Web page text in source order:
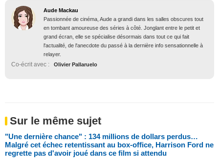
Aude Mackau
Passionnée de cinéma, Aude a grandi dans les salles obscures tout
en tombant amoureuse des séries à côté. Jonglant entre le petit et
grand écran, elle se spécialise désormais dans tout ce qui fait
l'actualité, de l'anecdote du passé à la dernière info sensationnelle à
relayer.
Co-écrit avec : Olivier Pallaruelo
Sur le même sujet
"Une dernière chance" : 134 millions de dollars perdus…
Malgré cet échec retentissant au box-office, Harrison Ford ne
regrette pas d'avoir joué dans ce film si attendu